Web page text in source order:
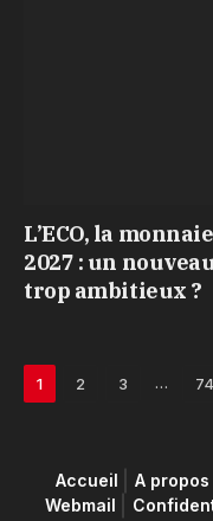
L’ECO, la
2027 : un
trop ambitieux ?
1 2 3 …
Accueil A propos
Webmail